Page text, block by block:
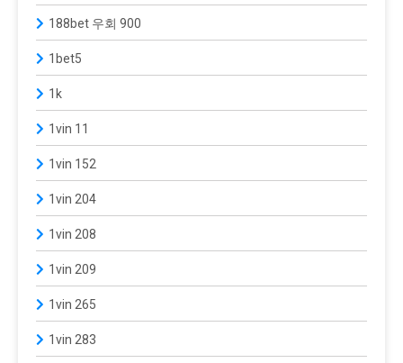
188bet 우회 900
1bet5
1k
1vin 11
1vin 152
1vin 204
1vin 208
1vin 209
1vin 265
1vin 283